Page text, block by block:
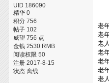
UID 186090
精华 0
积分 756
帖子 102
威望 756 点
金钱 2530 RMB
阅读权限 50
注册 2017-8-15
状态 离线
老
老
老
老
老
老
老